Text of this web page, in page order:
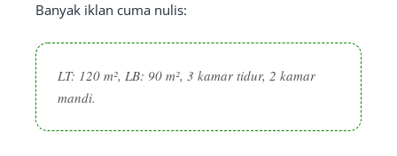
Banyak iklan cuma nulis:
LT: 120 m², LB: 90 m², 3 kamar tidur, 2 kamar
mandi.